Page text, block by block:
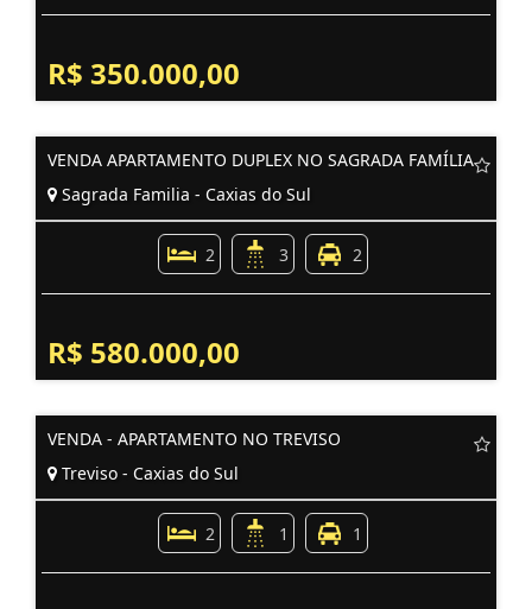
R$ 350.000,00
VENDA APARTAMENTO DUPLEX NO SAGRADA FAMÍLIA
Sagrada Familia - Caxias do Sul
2 3 2
R$ 580.000,00
VENDA - APARTAMENTO NO TREVISO
Treviso - Caxias do Sul
2 1 1